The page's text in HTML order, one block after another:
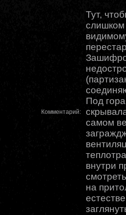
Комментарий:
Тут,
Под
самом
внутри
на